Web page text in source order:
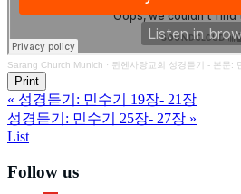
Sarang Church Munich · 뮌헨사랑교회 성경듣기 - 본문:
Print
« 성경듣기: 민수기 19장- 21장
성경듣기: 민수기 25장- 27장 »
List
Follow us